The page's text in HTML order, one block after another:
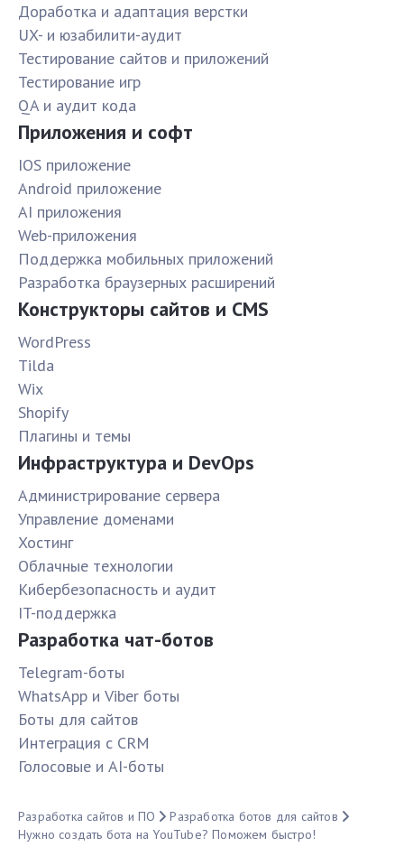
Доработка и адаптация верстки
UX- и юзабилити-аудит
Тестирование сайтов и приложений
Тестирование игр
QA и аудит кода
Приложения и софт
IOS приложение
Android приложение
AI приложения
Web-приложения
Поддержка мобильных приложений
Разработка браузерных расширений
Конструкторы сайтов и CMS
WordPress
Tilda
Wix
Shopify
Плагины и темы
Инфраструктура и DevOps
Администрирование сервера
Управление доменами
Хостинг
Облачные технологии
Кибербезопасность и аудит
IT-поддержка
Разработка чат-ботов
Telegram-боты
WhatsApp и Viber боты
Боты для сайтов
Интеграция с CRM
Голосовые и AI-боты
Разработка сайтов и ПО
Разработка ботов для сайтов
Нужно создать бота на YouTube? Поможем быстро!